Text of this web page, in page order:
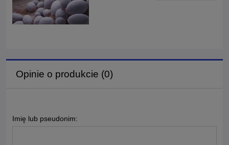
Opinie o produkcie (0)
Imię lub pseudonim: